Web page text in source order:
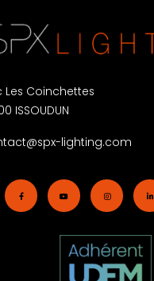
Les Coinchettes
ISSOUDUN
lighting.com